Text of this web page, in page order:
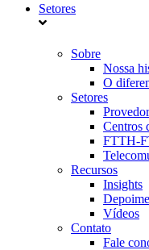
Setores
Sobre
Nossa
O
Setores
Centros
FTTH-
Recursos
Insights
Vídeos
Contato
Fale